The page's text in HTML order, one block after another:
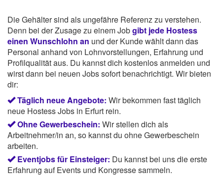
Die Gehälter sind als ungefähre Referenz zu verstehen.
Denn bei der Zusage zu einem Jobgibt jede Hostess
einen Wunschlohn an und der Kunde wählt dann das
Personal anhand von Lohnvorstellungen, Erfahrung und
Profilqualität aus. Du kannst dich kostenlos anmelden und
wirst dann bei neuen Jobs sofort benachrichtigt. Wir bieten
dir:
Täglich neue Angebote: Wir bekommen fast täglich
neue Hostess Jobs in Erfurt rein.
Ohne Gewerbeschein: Wir stellen dich als
Arbeitnehmer/in an, so kannst du ohne Gewerbeschein
arbeiten.
Eventjobs für Einsteiger: Du kannst bei uns die erste
Erfahrung auf Events und Kongresse sammeln.